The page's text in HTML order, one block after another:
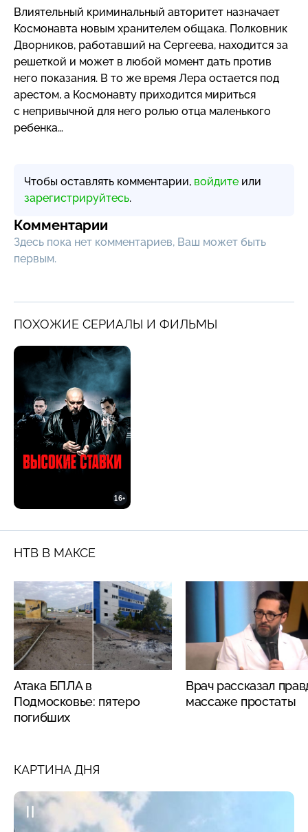
Влиятельный криминальный авторитет назначает
Космонавта новым хранителем общака. Полковник
Дворников, работавший на Сергеева, находится за
решеткой и может в любой момент дать против
него показания. В то же время Лера остается под
арестом, а Космонавту приходится мириться
с непривычной для него ролью отца маленького
ребенка…
Чтобы оставлять комментарии, войдите или
зарегистрируйтесь.
Комментарии
Здесь пока нет комментариев, Ваш может быть
первым.
ПОХОЖИЕ СЕРИАЛЫ И ФИЛЬМЫ
16+
НТВ В МАКСЕ
Атака БПЛА в
Подмосковье: пятеро
погибших
Врач рассказал
массаже простаты
КАРТИНА ДНЯ